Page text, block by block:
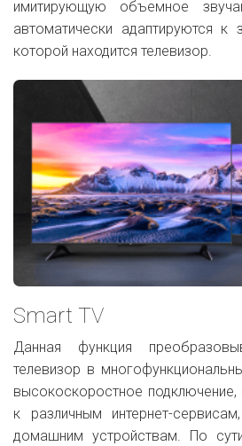
имитирующую объемное
автоматически адаптируются к
которой находится телевизор.
Smart TV
Данная функция
телевизор в
высокоскоростное
к различным интернет-
домашним устройствам. По